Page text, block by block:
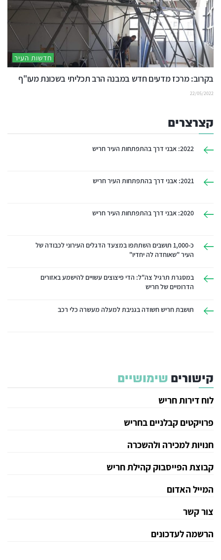
חדשות העיר
בקרוב: מרכז מדעים חדש במבנה הרב תכליתי בשכונת מעו"ף
22/05/2022
קצרצרים
2022: אבני דרך בהתפתחות העיר חריש
2021: אבני דרך בהתפתחות העיר חריש
2020: אבני דרך בהתפתחות העיר חריש
כ-1,000 תושבים השתתפו במצעד הדגלים העירוני לכבודה של
העיר "שאוחדה לה יחדיו"
במסגרת תרגיל צה"ל: הדי פיצוצים עשויים להישמע באזורים
הדרומיים של חריש
תושבת חריש חשודה בגניבת למעלה מעשרה כלי רכב
קישורים שימושיים
לוח דירות חריש
פרויקטים קבלניים בחריש
חנויות למכירה ולהשכרה
קבוצת הפייסבוק קהילת חריש
המייל האדום
צור קשר
הרשמה לעדכונים